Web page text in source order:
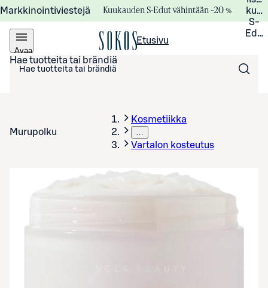
Markkinointiviestejä Kuukauden S-Edut vähintään –20 %
S-
Avaa
valikko
Etusivu
Hae tuotteita tai brändiä
Murupolku
Kosmetiikka
…
Vartalon kosteutus